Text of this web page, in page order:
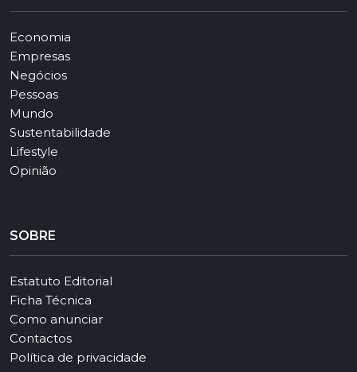
Economia
Empresas
Negócios
Pessoas
Mundo
Sustentabilidade
Lifestyle
Opinião
SOBRE
Estatuto Editorial
Ficha Técnica
Como anunciar
Contactos
Política de privacidade